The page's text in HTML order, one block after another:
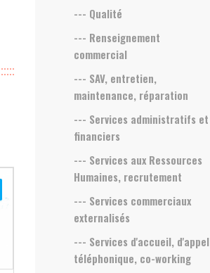
--- Qualité
--- Renseignement
commercial
--- SAV, entretien,
maintenance, réparation
--- Services administratifs et
financiers
--- Services aux Ressources
Humaines, recrutement
--- Services commerciaux
externalisés
--- Services d'accueil, d'appel
téléphonique, co-working